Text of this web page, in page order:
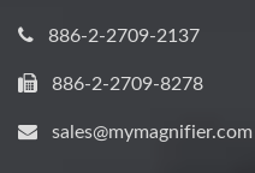
886-2-2709-2137
886-2-2709-8278
sales@mymagnifier.com